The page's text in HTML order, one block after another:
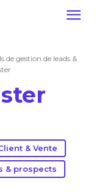
de gestion de leads &
& Vente
& prospects